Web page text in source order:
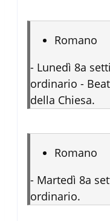
Romano
- Lunedì 8a
ordinario -
della Chiesa.
Romano
- Martedì 8a
ordinario.